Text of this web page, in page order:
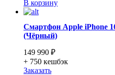
В корзину
Смартфон Apple iPhone
(Чёрный)
149 990 ₽
+ 750 кешбэк
Заказать